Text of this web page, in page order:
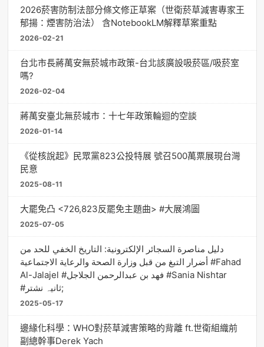
2026菸害防制法部分條文修正草案（世衛菸草減害專家王
郁揚：煙害防治法） 含NotebookLM解釋草案重點
2026-02-21
台北市長蔣萬安無菸城市政策-台北該廣設吸菸區/吸菸室
嗎?
2026-02-04
蔣萬安臺北無菸城市：十七年政策輪迴的空談
2026-01-14
《從核說起》民眾黨823公投特展 號召500萬票展現台灣
民意
2025-08-11
大罷免凸 <726,823反罷免主題曲> #大展鴻圖
2025-07-05
دليل مناصرة السجائر الإلكترونية: التاريخ الخفي للحد من
أضرار التبغ من قبل وزارة الصحة والرعاية الاجتماعية #Fahad
Al-Jalajel #فهد بن عبدالرحمن الجلاجل #Sania Nishtar
#ثانیہ نشتر;
2025-05-17
邊緣化科學：WHO對菸草減害策略的背離 ft.世衛組織前
副總幹事Derek Yach